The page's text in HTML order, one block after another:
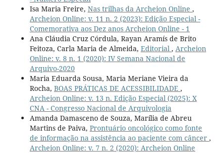
Isa Maria Freire, Nas trilhas da Archeion Online ,
Archeion Online: v. 11 n. 2 (2023): Edição Especial -
Comemorativa aos Dez anos Archeion Online - 1
Ana Cláudia Cruz Córdula, Rayan Aramís de Brito
Feitoza, Carla Maria de Almeida, Editorial , Archeion
Online: v. 8 n. 1 (2020): IV Semana Nacional de
Arquivo-2020
Maria Eduarda Sousa, Maria Meriane Vieira da
Rocha, BOAS PRÁTICAS DE ACESSIBILIDADE ,
Archeion Online: v. 13 n. Edição Especial (2025): X
CNA - Congresso Nacional de Arquivologia
Amanda Damasceno de Souza, Marília de Abreu
Martins de Paiva, Prontuário oncológico como fonte
de informação na assistência ao paciente com câncer ,
Archeion Online: v. 7 n. 2 (2020): Archeion Online